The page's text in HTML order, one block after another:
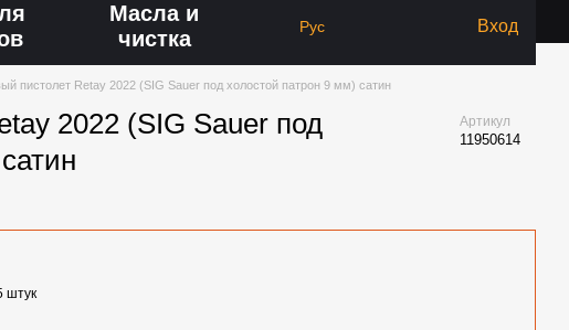
Масла и
чистка
Рус Вход
пистолет Retay 2022 (SIG Sauer под холостой патрон 9 мм) сатин
2022 (SIG Sauer под
Артикул
11950614
штук